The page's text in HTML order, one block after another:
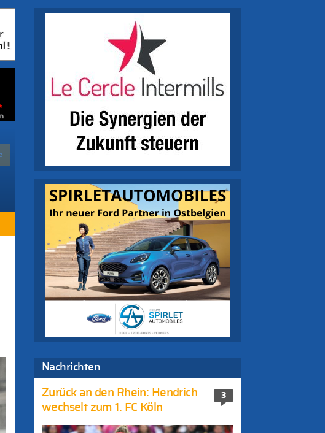
Nachrichten
3
Zurück an den Rhein: Hendrich
wechselt zum 1. FC Köln